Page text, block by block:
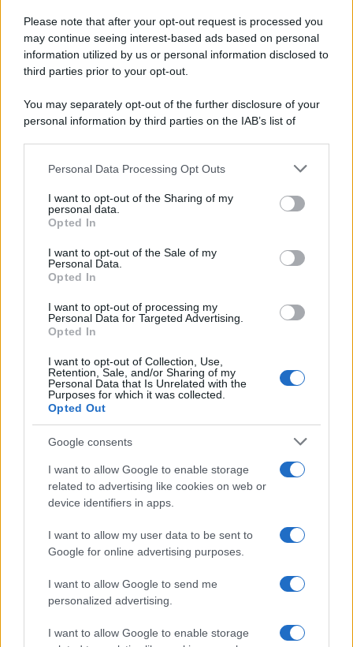
Please note that after your opt-out request is processed you
may continue seeing interest-based ads based on personal
information utilized by us or personal information disclosed to
third parties prior to your opt-out.
You may separately opt-out of the further disclosure of your
personal information by third parties on the IAB’s list of
This information may also be disclosed by us to third parties
disclose it to other third parties.
Please note that this website/app uses one or more Google
services and may gather and store information including but
not limited to your visit or usage behaviour. You may click to
grant or deny consent to Google and its third-party tags to
consent section.
Personal Data Processing Opt Outs
I want to opt-out of the Sharing of my
personal data.
Opted In
I want to opt-out of the Sale of my
Personal Data.
Opted In
I want to opt-out of processing my
Personal Data for Targeted Advertising.
Opted In
I want to opt-out of Collection, Use,
Retention, Sale, and/or Sharing of my
Personal Data that Is Unrelated with the
Purposes for which it was collected.
Opted Out
Google consents
I want to allow Google to enable storage
related to advertising like cookies on web or
device identifiers in apps.
I want to allow my user data to be sent to
Google for online advertising purposes.
I want to allow Google to send me
personalized advertising.
I want to allow Google to enable storage